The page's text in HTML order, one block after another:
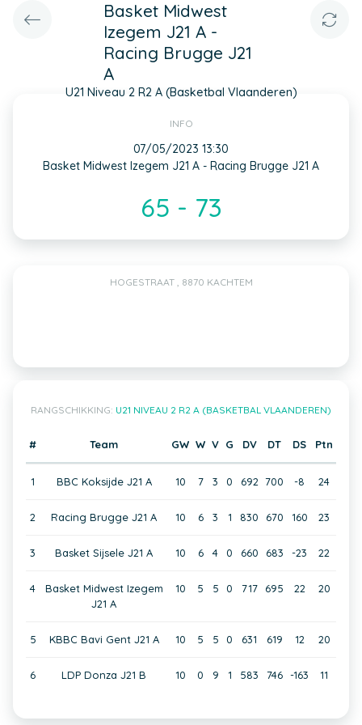
Basket Midwest
Izegem J21 A -
Racing Brugge J21
A
U21 Niveau 2 R2 A (Basketbal Vlaanderen)
INFO
07/05/2023 13:30
Basket Midwest Izegem J21 A - Racing Brugge J21 A
65 - 73
HOGESTRAAT , 8870 KACHTEM
RANGSCHIKKING: U21 NIVEAU 2 R2 A (BASKETBAL VLAANDEREN)
# Team GW W V G DV DT DS Ptn
1 BBC Koksijde J21 A 10 7 3 0 692 700 -8 24
2 Racing Brugge J21 A 10 6 3 1 830 670 160 23
3 Basket Sijsele J21 A 10 6 4 0 660 683 -23 22
4
Basket Midwest Izegem
J21 A
10 5 5 0 717 695 22 20
5 KBBC Bavi Gent J21 A 10 5 5 0 631 619 12 20
6 LDP Donza J21 B 10 0 9 1 583 746 -163 11